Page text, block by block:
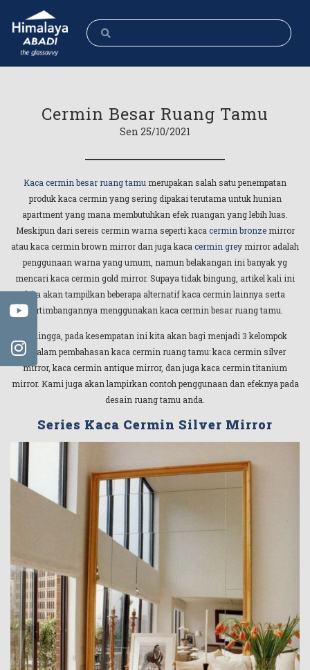
Cermin Besar Ruang Tamu
Sen 25/10/2021
Kaca cermin besar ruang tamu merupakan salah satu penempatan
produk kaca cermin yang sering dipakai terutama untuk hunian
apartment yang mana membutuhkan efek ruangan yang lebih luas.
Meskipun dari sereis cermin warna seperti kaca cermin bronzemirror
atau kaca cermin brown mirror dan juga kaca cermin grey mirror adalah
penggunaan warna yang umum, namun belakangan ini banyak yg
mencari kaca cermin gold mirror. Supaya tidak bingung, artikel kali ini
kita akan tampilkan beberapa alternatif kaca cermin lainnya serta
pertimbangannya menggunakan kaca cermin besar ruang tamu.
Sehingga, pada kesempatan ini kita akan bagi menjadi 3 kelompok
didalam pembahasan kaca cermin ruang tamu: kaca cermin silver
mirror, kaca cermin antique mirror, dan juga kaca cermin titanium
mirror. Kami juga akan lampirkan contoh penggunaan dan efeknya pada
desain ruang tamu anda.
Series Kaca Cermin Silver Mirror